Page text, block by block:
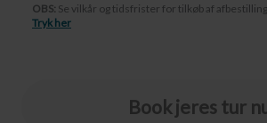
OBS: Se vilkår og tidsfrister for tilkøb af afbestilling
Tryk her
Book jeres tur